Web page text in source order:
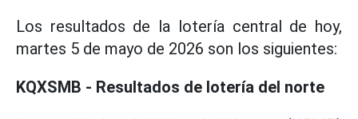
Los resultados de la lotería central de hoy,
martes 5 de mayo de 2026 son los siguientes:
KQXSMB - Resultados de lotería del norte